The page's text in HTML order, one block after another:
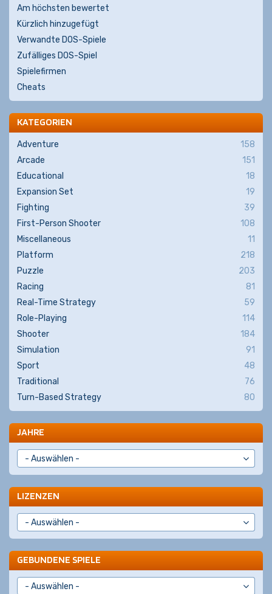
Am höchsten bewertet
Kürzlich hinzugefügt
Verwandte DOS-Spiele
Zufälliges DOS-Spiel
Spielefirmen
Cheats
KATEGORIEN
Adventure
158
Arcade
151
Educational
18
Expansion Set
19
Fighting
39
First-Person Shooter
108
Miscellaneous
11
Platform
218
Puzzle
203
Racing
81
Real-Time Strategy
59
Role-Playing
114
Shooter
184
Simulation
91
Sport
48
Traditional
76
Turn-Based Strategy
80
JAHRE
LIZENZEN
GEBUNDENE SPIELE